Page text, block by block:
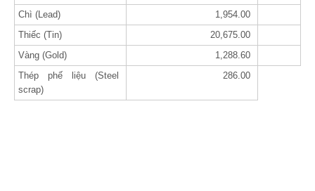
Chì (Lead)
1,954.00
Thiếc (Tin)
20,675.00
Vàng (Gold)
1,288.60
Thép phế liệu (Steel
scrap)
286.00